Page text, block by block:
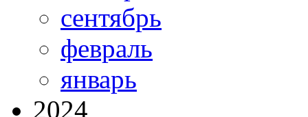
сентябрь
февраль
январь
2024